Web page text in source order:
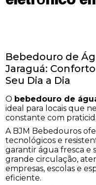
Bebedouro de
Jaraguá:
Seu Dia a Dia
O bebedouro de
ideal para locais que
constante com
A BJM Bebedouros
tecnológicos e
garantir água fresca e
grande circulação,
empresas, escolas e
eficiente.